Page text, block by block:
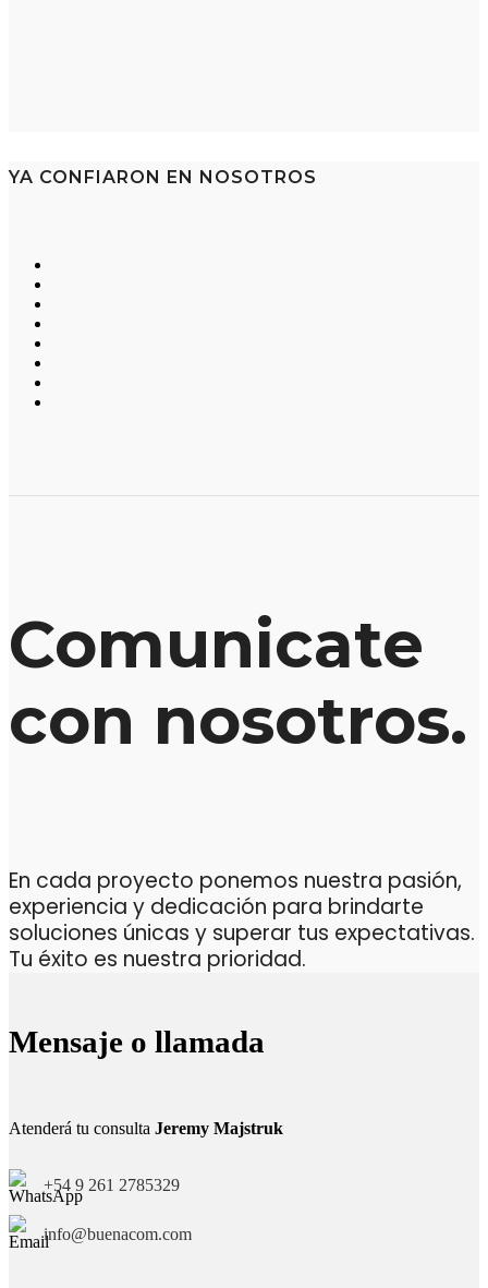
YA CONFIARON EN NOSOTROS
Comunicate
con nosotros.
En cada proyecto ponemos nuestra pasión,
experiencia y dedicación para brindarte
soluciones únicas y superar tus expectativas.
Tu éxito es nuestra prioridad.
Mensaje o llamada
Atenderá tu consulta Jeremy Majstruk
+54 9 261 2785329
info@buenacom.com